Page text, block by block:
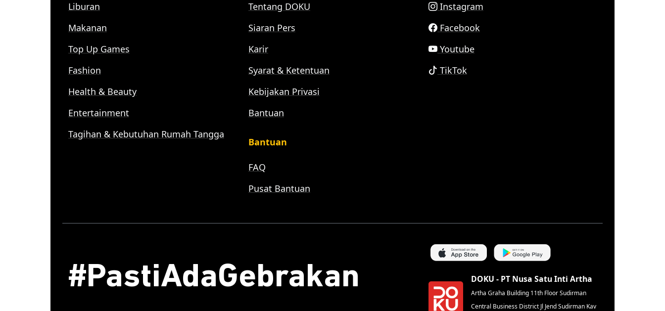
Liburan
Makanan
Top Up Games
Fashion
Health & Beauty
Entertainment
Tagihan & Kebutuhan Rumah Tangga
Tentang DOKU
Siaran Pers
Karir
Syarat & Ketentuan
Kebijakan Privasi
Bantuan
Bantuan
FAQ
Pusat Bantuan
Instagram
Facebook
Youtube
TikTok
#PastiAdaGebrakan DOKU - PT Nusa Satu Inti Artha
Artha Graha Building 11th Floor Sudirman
Central Business District Jl Jend Sudirman Kav